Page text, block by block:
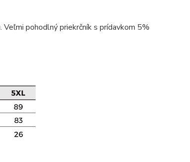
pohodlný priekrčník s prídavkom 5%